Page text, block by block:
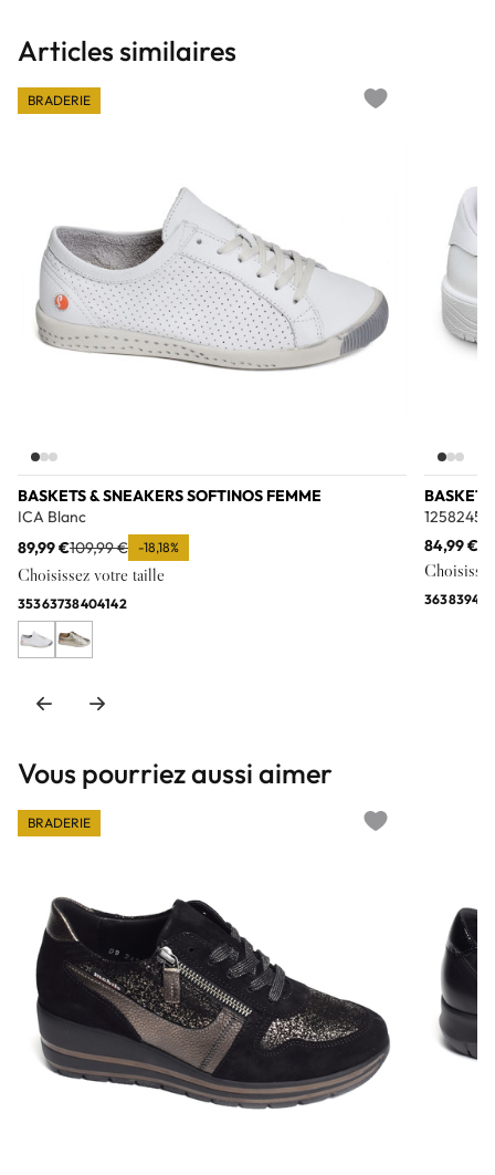
Articles similaires
BASKETS & SNEAKERS SOFTINOS FEMME
ICA Blanc
89,99 €109,99 € -18,18%
Choisissez votre taille
35363738404142
BRADERIE
1258245
84,99 €
36383940
Vous pourriez aussi aimer
BRADERIE